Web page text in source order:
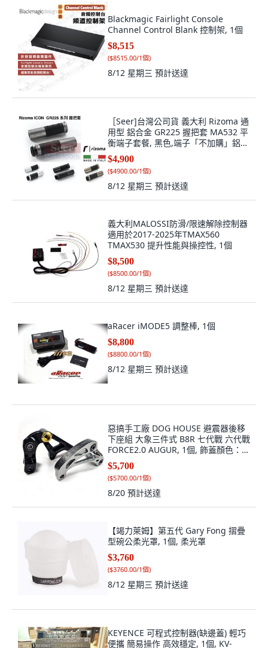
Blackmagic Fairlight Console
Channel Control Blank 控制架, 1個
$8,515
($8515.00/1個)
8/12 星期三 預計送達
［Seer]台灣公司貨 義大利 Rizoma 通
用型 鋁合金 GR225 握把套 MA532 平
衡端子套餐, 黑色,端子「不加購」鋁合
金外撐器, 1個
$4,900
($4900.00/1個)
8/12 星期三 預計送達
義大利MALOSSI防滑/限速解除控制器
適用於2017-2025年TMAX560
TMAX530 提升性能與操控性, 1個
$8,500
($8500.00/1個)
8/12 星期三 預計送達
aRacer iMODE5 調整棒, 1個
$8,800
($8800.00/1個)
8/12 星期三 預計送達
惡搞手工廠 DOG HOUSE 避震器後移
下座組 大象三件式 B8R 七代戰 六代戰
FORCE2.0 AUGUR, 1個, 飾蓋顏色：鋁
合金
$5,700
($5700.00/1個)
8/20 預計送達
【竭力萊姆】第五代 Gary Fong 摺疊
型碗公柔光罩, 1個, 柔光罩
$3,760
($3760.00/1個)
8/12 星期三 預計送達
KEYENCE 可程式控制器(缺邊蓋) 輕巧
便攜 簡易操作 高效穩定, 1個, KV-